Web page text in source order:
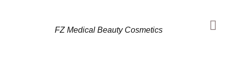
FZ Medical Beauty Cosmetics